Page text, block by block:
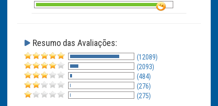
Resumo das Avaliações:
(12089)
(2093)
(484)
(276)
(275)